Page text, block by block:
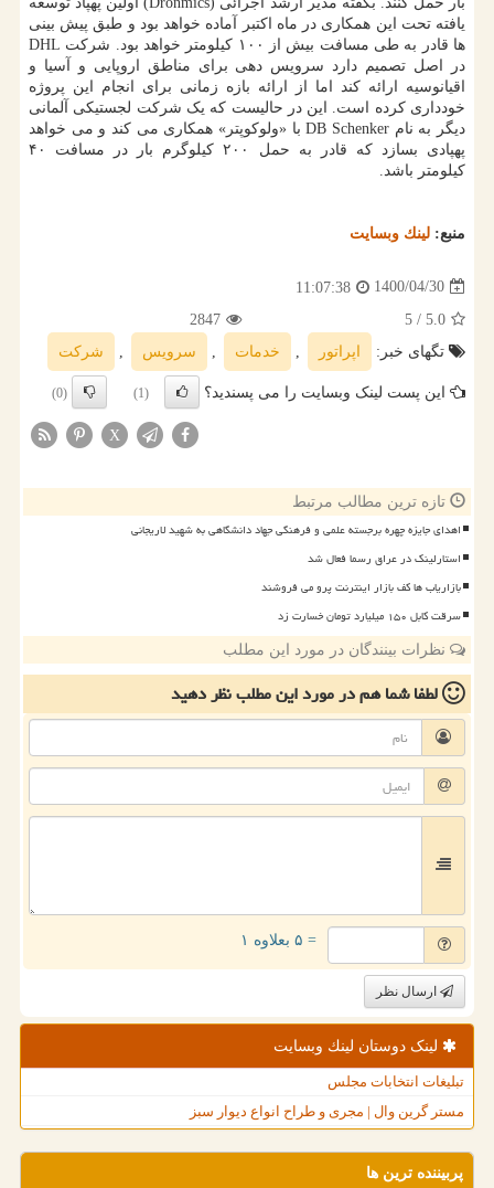
یافته تحت این همکاری در ماه اکتبر آماده خواهد بود و طبق پیش بینی
ها قادر به طی مسافت بیش از ۱۰۰ کیلومتر خواهد بود. شرکت DHL
در اصل تصمیم دارد سرویس دهی برای مناطق اروپایی و آسیا و
اقیانوسیه ارائه کند اما از ارائه بازه زمانی برای انجام این پروژه
خودداری کرده است. این در حالیست که یک شرکت لجستیکی آلمانی
دیگر به نام DB Schenker با «ولوکوپتر» همکاری می کند و می خواهد
پهپادی بسازد که قادر به حمل ۲۰۰ کیلوگرم بار در مسافت ۴۰
کیلومتر باشد.
منبع: لینك وبسایت
1400/04/30
11:07:38
5.0
/ 5
2847
تگهای خبر:
اپراتور , خدمات , سرویس , شركت
این پست لینک وبسایت را می پسندید؟ (1)
(0)
X
تازه ترین مطالب مرتبط
اهدای جایزه چهره برجسته علمی و فرهنگی جهاد دانشگاهی به شهید لاریجانی
استارلینک در عراق رسما فعال شد
بازاریاب ها کف بازار اینترنت پرو می فروشند
سرقت کابل ۱۵۰ میلیارد تومان خسارت زد
نظرات بینندگان در مورد این مطلب
لطفا شما همدر مورد این مطلبنظر دهید
= ۵ بعلاوه ۱
ارسال نظر
لینک دوستان لینك وبسایت
تبلیغات انتخابات مجلس
مستر گرین وال | مجری و طراح انواع دیوار سبز
پربیننده ترین ها